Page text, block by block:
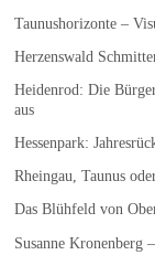
Taunushorizonte –
Herzenswald
Heidenrod: Die
aus
Hessenpark:
Rheingau, Taunus
Das Blühfeld von
Susanne Kronenberg